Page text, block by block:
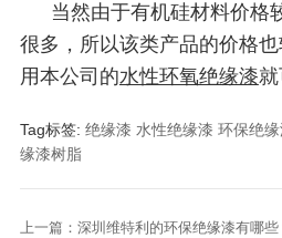
当然由于有机硅材料价格
很多，所以该类产品的价格
用本公司的水性环氧绝缘漆就
Tag标签: 绝缘漆 水性绝缘漆 环保绝缘
缘漆树脂
上一篇：深圳维特利的环保绝缘漆有哪些